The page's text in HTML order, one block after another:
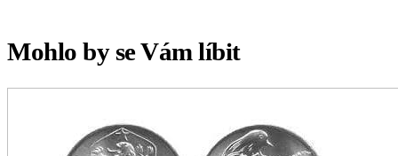
Mohlo by se Vám líbit